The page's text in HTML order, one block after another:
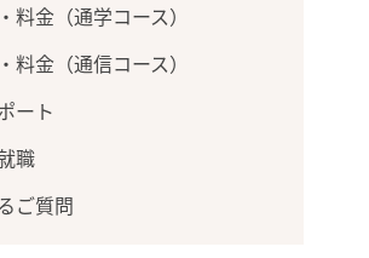
料金（通学コース）
料金（通信コース）
ート
職
ご質問